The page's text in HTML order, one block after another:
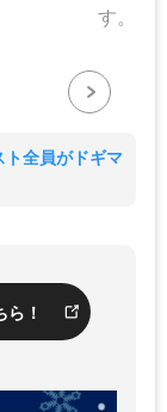
す。
全員がドギマ
！